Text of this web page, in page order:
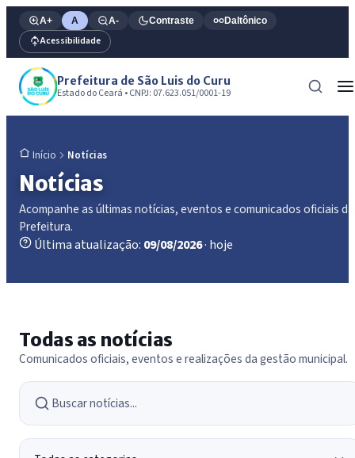
A+ A A- Contraste Daltônico
Acessibilidade
Prefeitura de São Luis do Curu
Estado do Ceará • CNPJ: 07.623.051/0001-19
Início Notícias
Notícias
Acompanhe as últimas notícias, eventos e comunicados oficiais da
Prefeitura.
Última atualização: 09/08/2026· hoje
Todas as notícias
Comunicados oficiais, eventos e realizações da gestão municipal.
Buscar notícias